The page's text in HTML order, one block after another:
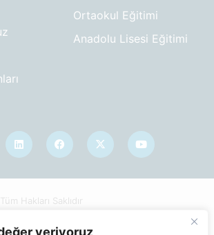
veriyoruz
Ortaokul Eğitimi
Anadolu Lisesi Eğitimi
Tüm Hakları Saklıdır
KVKK Aydınlatma Metni